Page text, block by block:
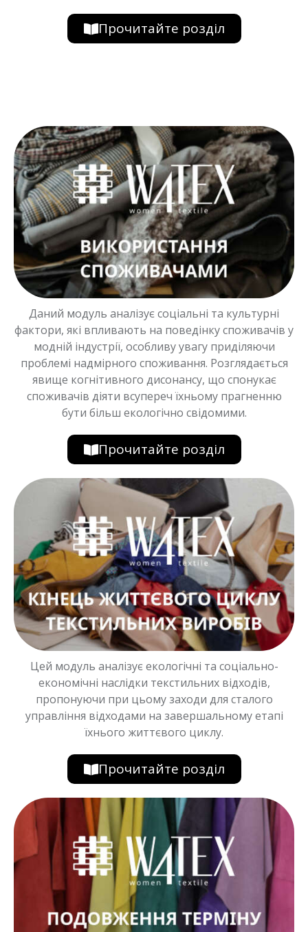
Прочитайте розділ
Даний модуль аналізує соціальні та культурні
фактори, які впливають на поведінку споживачів у
модній індустрії, особливу увагу приділяючи
проблемі надмірного споживання. Розглядається
явище когнітивного дисонансу, що спонукає
споживачів діяти всупереч їхньому прагненню
бути більш екологічно свідомими.
Прочитайте розділ
Цей модуль аналізує екологічні та соціально-
економічні наслідки текстильних відходів,
пропонуючи при цьому заходи для сталого
управління відходами на завершальному етапі
їхнього життєвого циклу.
Прочитайте розділ